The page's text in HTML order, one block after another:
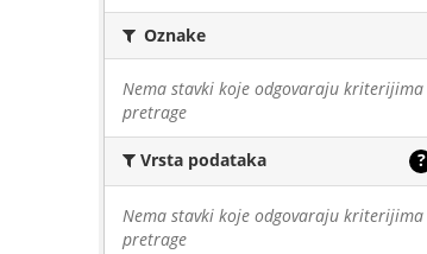
Oznake
Nema stavki koje odgovaraju kriterijima
pretrage
Vrsta podataka ?
Nema stavki koje odgovaraju kriterijima
pretrage